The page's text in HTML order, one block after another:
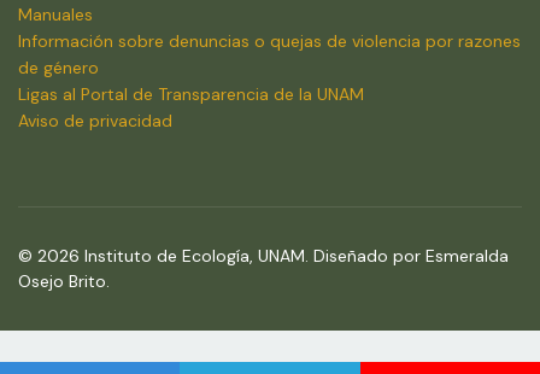
Manuales
Información sobre denuncias o quejas de violencia por razones
de género
Ligas al Portal de Transparencia de la UNAM
Aviso de privacidad
© 2026 Instituto de Ecología, UNAM. Diseñado por Esmeralda
Osejo Brito.